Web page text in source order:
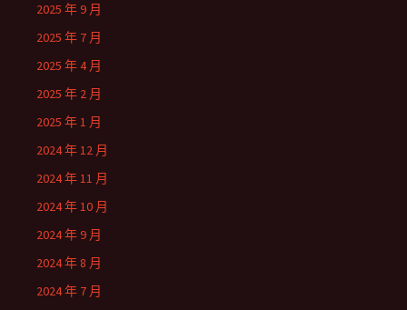
2025 年 9 月
2025 年 7 月
2025 年 4 月
2025 年 2 月
2025 年 1 月
2024 年 12 月
2024 年 11 月
2024 年 10 月
2024 年 9 月
2024 年 8 月
2024 年 7 月